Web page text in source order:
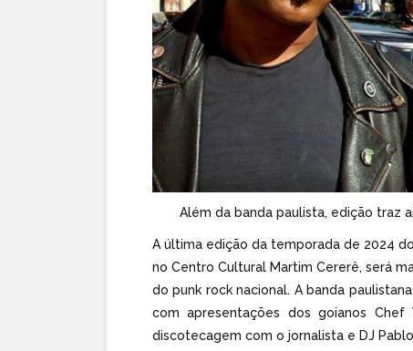
Além da banda paulista, edição traz
A última edição da temporada de 2024
no Centro Cultural Martim Cererê, será
do punk rock nacional. A banda
com apresentações dos goianos Chef
discotecagem com o jornalista e DJ Pablo